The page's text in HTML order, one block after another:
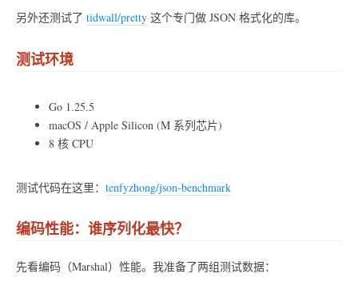
另外还测试了 tidwall/pretty 这个专门做 JSON 格式化的库。
测试环境
Go 1.25.5
macOS / Apple Silicon (M 系列芯片)
8 核 CPU
测试代码在这里： tenfyzhong/json-benchmark
编码性能：谁序列化最快？
先看编码（Marshal）性能。我准备了两组测试数据：